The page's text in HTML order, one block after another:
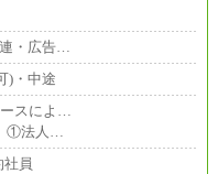
・広告…
)・中途
スによ…
①法人…
員